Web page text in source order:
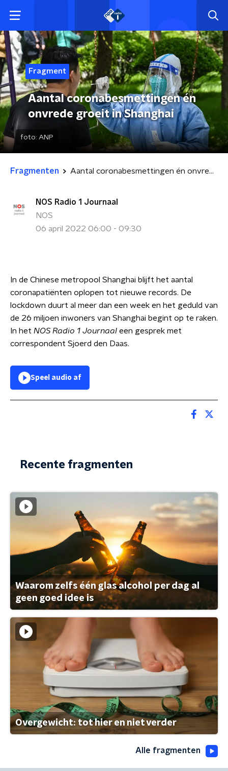
Fragment
Aantal coronabesmettingen én
onvrede groeit in Shanghai
foto: ANP
Fragmenten Aantal coronabesmettingen én onvrede groeit in Shanghai
NOS Radio 1 Journaal
NOS
06 april 2022 06:00 - 09:30
In de Chinese metropool Shanghai blijft het aantal
coronapatiënten oplopen tot nieuwe records. De
lockdown duurt al meer dan een week en het geduld van
de 26 miljoen inwoners van Shanghai begint op te raken.
In het NOS Radio 1 Journaal een gesprek met
correspondent Sjoerd den Daas.
Speel audio af
Recente fragmenten
Waarom zelfs één glas alcohol per dag al
geen goed idee is
Overgewicht: tot hier en niet verder
Alle fragmenten